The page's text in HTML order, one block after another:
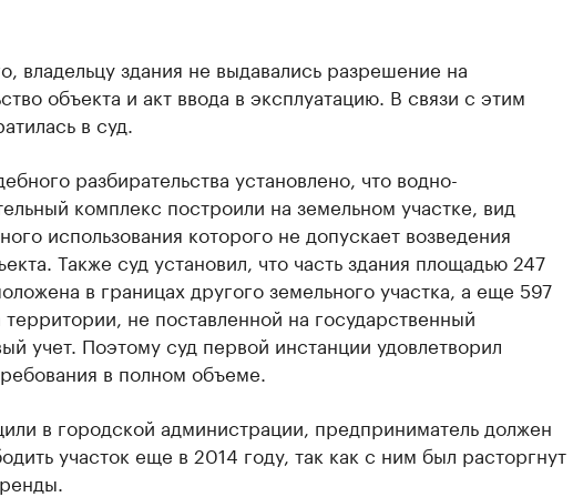
владельцу здания не выдавались разрешение на
объекта и акт ввода в эксплуатацию. В связи с этим
в суд.
разбирательства установлено, что водно-
комплекс построили на земельном участке, вид
использования которого не допускает возведения
Также суд установил, что часть здания площадью 247
в границах другого земельного участка, а еще 597
не поставленной на государственный
учет. Поэтому суд первой инстанции удовлетворил
в полном объеме.
в городской администрации, предприниматель должен
участок еще в 2014 году, так как с ним был расторгнут